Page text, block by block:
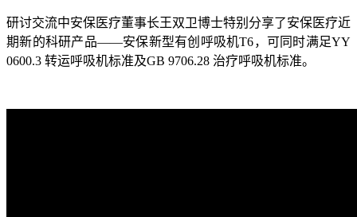
研讨交流中安保医疗董事长王双卫博士特别分享了安保医疗近
期新的科研产品——安保新型有创呼吸机T6，可同时满足YY
0600.3 转运呼吸机标准及GB 9706.28 治疗呼吸机标准。